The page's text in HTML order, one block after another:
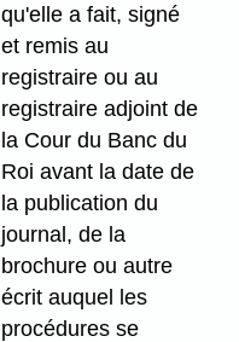
qu'elle a fait, signé
et remis au
registraire ou au
registraire adjoint de
la Cour du Banc du
Roi avant la date de
la publication du
journal, de la
brochure ou autre
écrit auquel les
procédures se